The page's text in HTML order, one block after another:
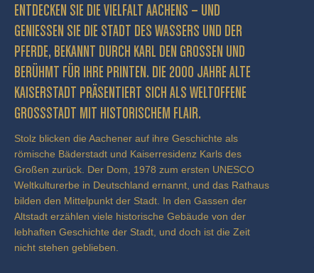
ENTDECKEN SIE DIE VIELFALT AACHENS – UND
GENIESSEN SIE DIE STADT DES WASSERS UND DER P
FERDE, BEKANNT DURCH KARL DEN GROSSEN UND BE
RÜHMT FÜR IHRE PRINTEN. DIE 2000 JAHRE ALTE KA
ISERSTADT PRÄSENTIERT SICH ALS WELTOFFENE GR
OSSSTADT MIT HISTORISCHEM FLAIR.
Stolz blicken die Aachener auf ihre Geschichte als
römische Bäderstadt und Kaiserresidenz Karls des
Großen zurück. Der Dom, 1978 zum ersten UNESCO
Weltkulturerbe in Deutschland ernannt, und das Rathaus
bilden den Mittelpunkt der Stadt. In den Gassen der
Altstadt erzählen viele historische Gebäude von der
lebhaften Geschichte der Stadt, und doch ist die Zeit
nicht stehen geblieben.